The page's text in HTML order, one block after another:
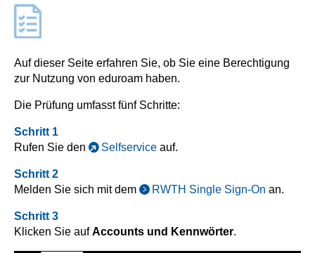
Auf dieser Seite erfahren Sie, ob Sie eine Berechtigung
zur Nutzung von eduroam haben.
Die Prüfung umfasst fünf Schritte:
Schritt 1
Rufen Sie den
Selfservice auf.
Schritt 2
Melden Sie sich mit dem
RWTH Single Sign-On an.
Schritt 3
Klicken Sie aufAccounts und Kennwörter.